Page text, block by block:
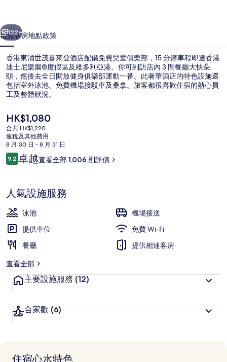
來
登
酒
店
相
片
集
個 下一個
122+
概覽客房地點政策
香港東涌世茂喜來登酒店配備免費兒童俱樂部，15 分鐘車程即達香港
迪士尼樂園®度假區及維多利亞港。你可到訪店內 3 間餐廳大快朵
頤，然後去全日開放健身俱樂部運動一番。此奢華酒店的特色設施還
包括室外泳池、免費機場接駁車及桑拿。旅客都很喜歡住宿的熱心員
工及整體狀況。
現
價
HK$1,080
HK$1,080
合共 HK$1,220
連稅及其他費用
8 月 30 日 - 8 月 31 日
評
價
9.29.2 分，滿分 10 分，
卓越查看全部 1,006 則評價
人氣設施服務
泳池
機場接送
提供車位
免費 Wi-Fi
餐廳
提供相連客房
查看全部
主要設施服務 (12)
合家歡 (6)
住宿心水特色